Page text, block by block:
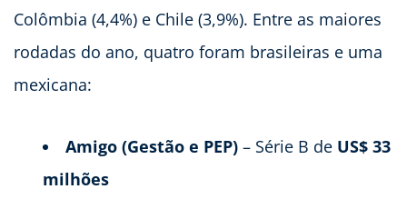
Colômbia (4,4%) e Chile (3,9%). Entre as maiores
rodadas do ano, quatro foram brasileiras e uma
mexicana:
Amigo (Gestão e PEP) – Série B de US$ 33
milhões